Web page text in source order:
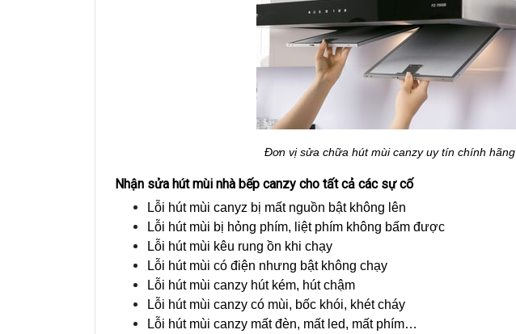
Đơn vị sửa chữa hút mùi canzy uy tín chính hãng
Nhận sửa hút mùi nhà bếp canzy cho tất cả các sự cố
Lỗi hút mùi canyz bị mất nguồn bật không lên
Lỗi hút mùi bị hỏng phím, liệt phím không bấm được
Lỗi hút mùi kêu rung ồn khi chạy
Lỗi hút mùi có điện nhưng bật không chạy
Lỗi hút mùi canzy hút kém, hút chậm
Lỗi hút mùi canzy có mùi, bốc khói, khét cháy
Lỗi hút mùi canzy mất đèn, mất led, mất phím…